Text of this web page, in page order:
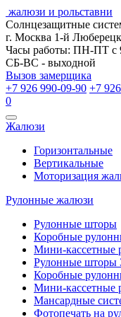
жалюзи и рольставни
Солнцезащитные
г. Москва 1-й
Часы работы: ПН-ПТ с
СБ-ВС - выходной
Вызов замерщика
+7 926 990-09-90 +7
0
Открыть
навигацию
Жалюзи
Горизонтальные
Вертикальные
Моторизация
Рулонные жалюзи
Рулонные шторы
Коробные
Мини-кассетные
Рулонные шторы
Коробные
Мини-кассетные
Мансардные
Фотопечать на